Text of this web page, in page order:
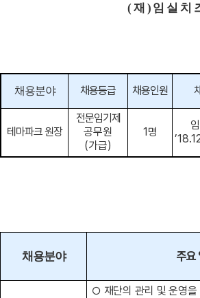
( 재 ) 임실치
채용분야 채용등급 채용인원
테마파크 원장
전문임기제
공무원
(가급)
1명
채용분야 주요
○ 재단의 관리 및 운영을